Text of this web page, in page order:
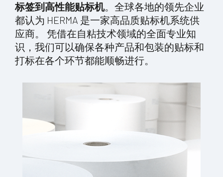
标签到高性能贴标机。全球各地的领先企业
都认为 HERMA 是一家高品质贴标机系统供
应商。 凭借在自粘技术领域的全面专业知
识，我们可以确保各种产品和包装的贴标和
打标在各个环节都能顺畅进行。